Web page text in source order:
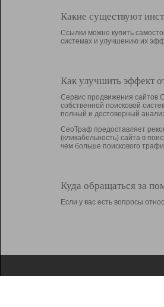
Какие существуют
Ссылки можно купить
системах и улучшению их
Как улучшить эффект
Сервис продвижения сайтов
собственной поисковой
полный и достоверный
СеоТраф предоставляет
(кликабельность) сайта в
чем больше поискового
Куда обращаться за
Если у вас есть вопросы